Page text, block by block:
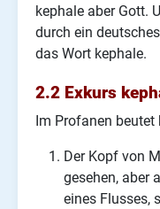
kephale aber Gott.
durch ein
das Wort kephale.
2.2 Exkurs
Im Profanen beutet
Der Kopf von
gesehen, aber
eines Flusses,